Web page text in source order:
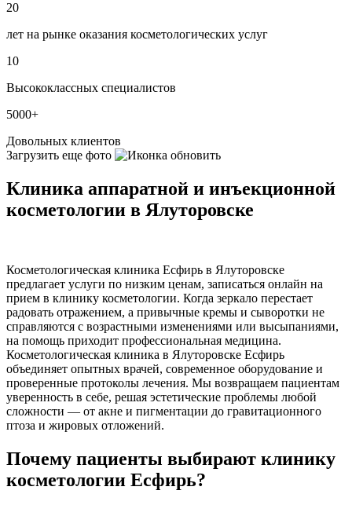
20
лет на рынке оказания косметологических услуг
10
Высококлассных специалистов
5000+
Довольных клиентов
Загрузить еще фото
Клиника аппаратной и инъекционной
косметологии в Ялуторовске
Косметологическая клиника Есфирь в Ялуторовске
предлагает услуги по низким ценам, записаться онлайн на
прием в клинику косметологии. Когда зеркало перестает
радовать отражением, а привычные кремы и сыворотки не
справляются с возрастными изменениями или высыпаниями,
на помощь приходит профессиональная медицина.
Косметологическая клиника в Ялуторовске Есфирь
объединяет опытных врачей, современное оборудование и
проверенные протоколы лечения. Мы возвращаем пациентам
уверенность в себе, решая эстетические проблемы любой
сложности — от акне и пигментации до гравитационного
птоза и жировых отложений.
Почему пациенты выбирают клинику
косметологии Есфирь?